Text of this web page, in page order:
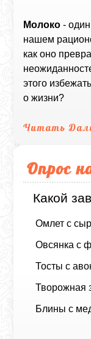
Молоко -
нашем
как оно
этого
о жизни?
Читать
Опрос
Какой
Омлет с
Овсянка с
Тосты с
Творожная
Блины с